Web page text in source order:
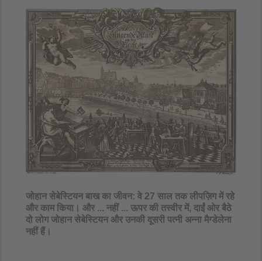
जोहान सेबेस्टियन बाख का जीवन: वे 27 साल तक लीपज़िग में रहे
और काम किया। और ... नहीं ... ऊपर की तस्वीर में, दाईं ओर बैठे
दो लोग जोहान सेबेस्टियन और उनकी दूसरी पत्नी अन्ना मैग्डेलेना
नहीं हैं।​